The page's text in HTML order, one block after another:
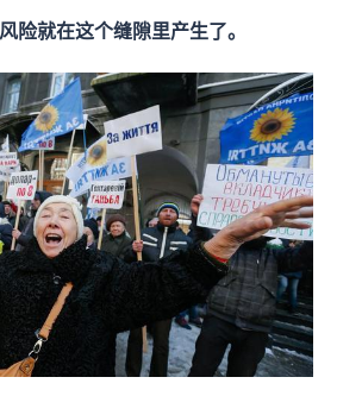
险就在这个缝隙里产生了。